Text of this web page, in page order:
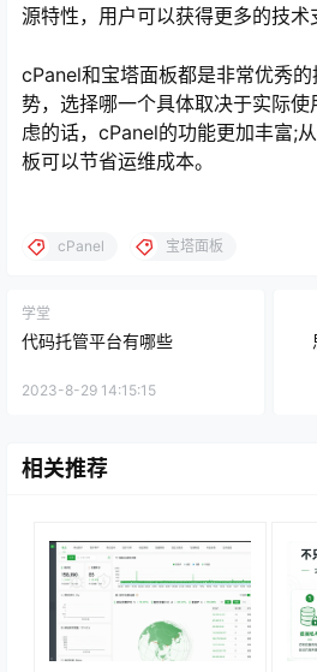
源特性，用户可以获得更多的技术
cPanel和宝塔面板都是非常优秀
势，选择哪一个具体取决于实际
虑的话，cPanel的功能更加丰富;
板可以节省运维成本。
cPanel 宝塔面板
学堂
代码托管平台有哪些
2023-8-29 14:15:15
相关推荐